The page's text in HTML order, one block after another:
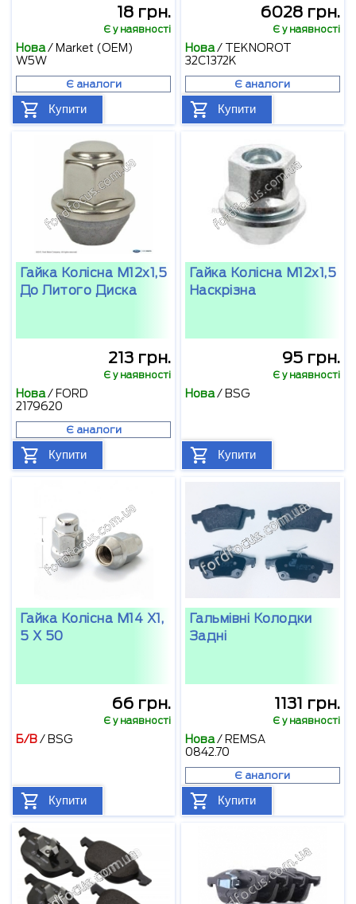
18 грн.
Є у наявності
Нова/ Market (OEM)
W5W
Є аналоги
Купити
6028 грн.
Є у наявності
Нова/ TEKNOROT
32C1372K
Є аналоги
Купити
Гайка Колісна М12х1,5
До Литого Диска
213 грн.
Є у наявності
Нова/ FORD
2179620
Є аналоги
Купити
Гайка Колісна М12х1,5
Наскрізна
95 грн.
Є у наявності
Нова/ BSG
Купити
Гайка Колісна М14 Х1,
5 X 50
66 грн.
Є у наявності
Б/В/ BSG
Купити
Гальмівні Колодки
Задні
1131 грн.
Є у наявності
Нова/ REMSA
0842.70
Є аналоги
Купити